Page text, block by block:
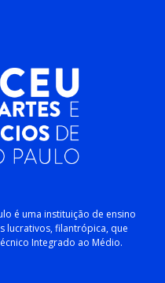
é uma instituição de ensino
lucrativos, filantrópica, que
Integrado ao Médio.